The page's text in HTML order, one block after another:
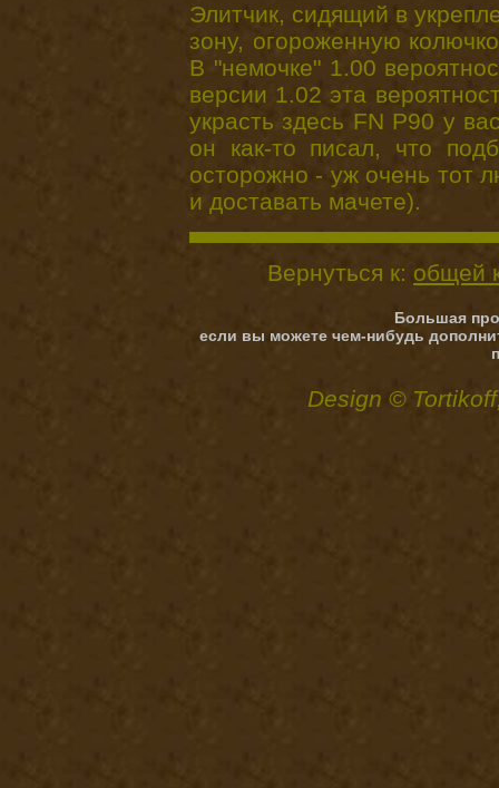
Элитчик, сидящий в
зону, огороженную
В "немочке" 1.00
версии 1.02 эта
украсть здесь FN P90 у
он как-то писал, что
осторожно - уж очень тот
и доставать мачете).
Вернуться к: общей
Большая
если вы можете чем-нибудь
Design ©